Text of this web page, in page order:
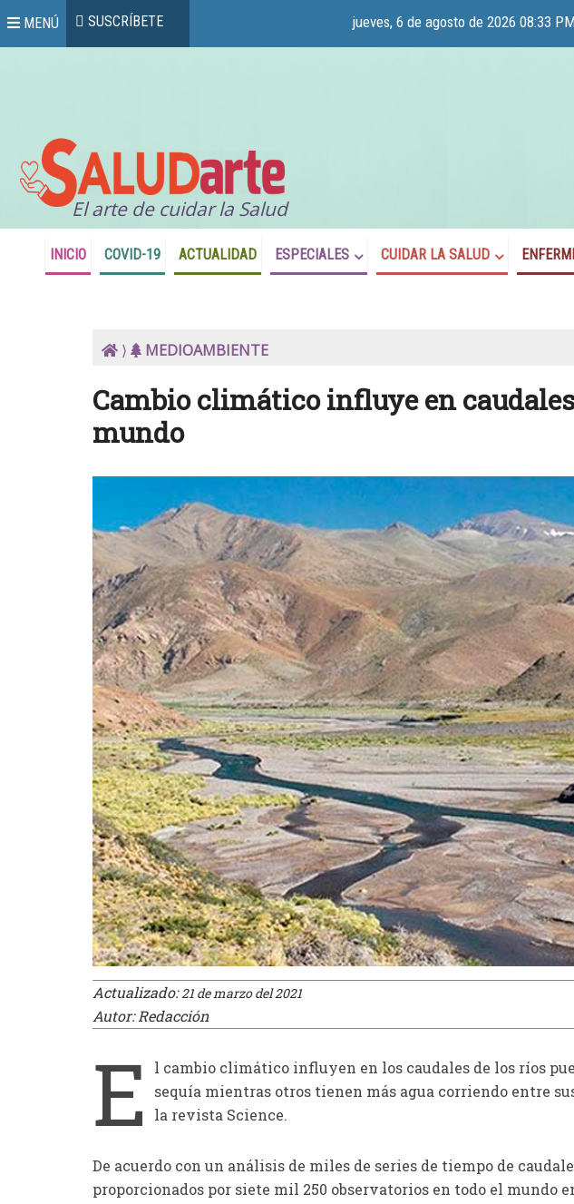
MENÚ SUSCRÍBETE jueves, 6 de agosto de 2026 08:33
El arte de cuidar la Salud
INICIO COVID-19 ACTUALIDAD ESPECIALES CUIDAR LA SALUD
⟩ MEDIOAMBIENTE
Cambio climático influye en
mundo
Actualizado:21 de marzo del 2021
Autor: Redacción
E
l cambio climático influyen en los caudales de los ríos
sequía mientras otros tienen más agua corriendo entre
la revista Science.
De acuerdo con un análisis de miles de series de tiempo de
proporcionados por siete mil 250 observatorios en todo el mundo
El Dr. Julián Chaviano Pereira, explica
por qué en la CDMX aumenta la
sintomatología de la neuropatía diabética
¿Se puede vacunar contra influenza
una persona que haya tenido Covid-19?